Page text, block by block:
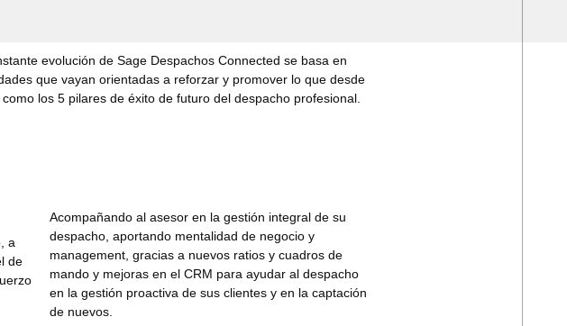
evolución de Sage Despachos Connected se basa en
que vayan orientadas a reforzar y promover lo que desde
los 5 pilares de éxito de futuro del despacho profesional.
a
de
Acompañando al asesor en la gestión integral de su
despacho, aportando mentalidad de negocio y
management, gracias a nuevos ratios y cuadros de
mando y mejoras en el CRM para ayudar al despacho
en la gestión proactiva de sus clientes y en la captación
de nuevos.